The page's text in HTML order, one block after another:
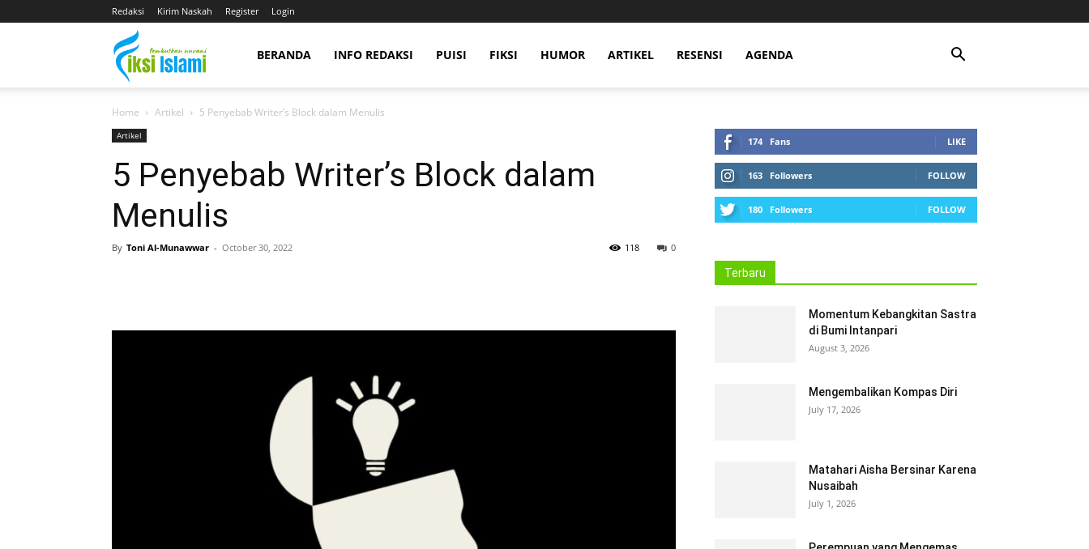
Redaksi Kirim Naskah Register Login
fiksiislami.com
BERANDA INFO REDAKSI PUISI FIKSI HUMOR ARTIKEL RESENSI AGENDA
Home Artikel 5 Penyebab Writer’s Block dalam Menulis
Artikel
5 Penyebab Writer’s Block dalam
Menulis
By Toni Al-Munawwar - October 30, 2022 0
118
174 Fans LIKE
163 Followers FOLLOW
180 Followers FOLLOW
Terbaru
Momentum Kebangkitan Sastra
di Bumi Intanpari
August 3, 2026
Mengembalikan Kompas Diri
July 17, 2026
Matahari Aisha Bersinar Karena
Nusaibah
July 1, 2026